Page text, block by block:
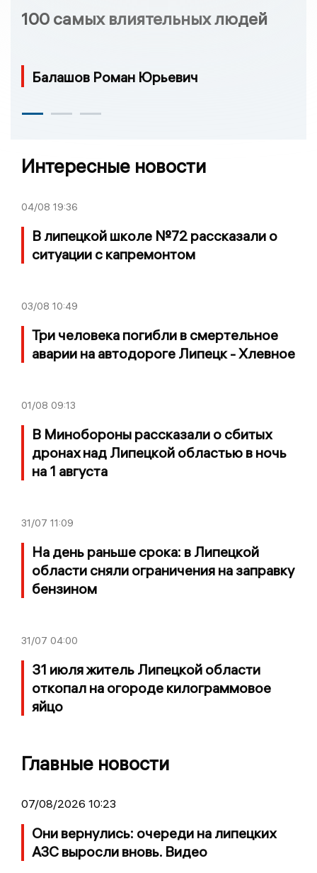
100 самых влиятельных людей
Балашов Роман Юрьевич
Интересные новости
04/08 19:36
В липецкой школе №72 рассказали о
ситуации с капремонтом
03/08 10:49
Три человека погибли в смертельное
аварии на автодороге Липецк - Хлевное
01/08 09:13
В Минобороны рассказали о сбитых
дронах над Липецкой областью в ночь
на 1 августа
31/07 11:09
На день раньше срока: в Липецкой
области сняли ограничения на заправку
бензином
31/07 04:00
31 июля житель Липецкой области
откопал на огороде килограммовое
яйцо
Главные новости
07/08/2026 10:23
Они вернулись: очереди на липецких
АЗС выросли вновь. Видео